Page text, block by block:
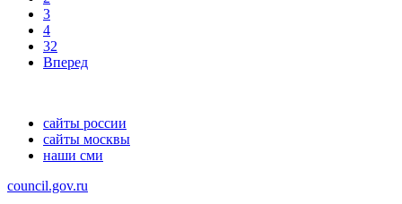
3
4
32
Вперед
сайты россии
сайты москвы
наши сми
council.gov.ru